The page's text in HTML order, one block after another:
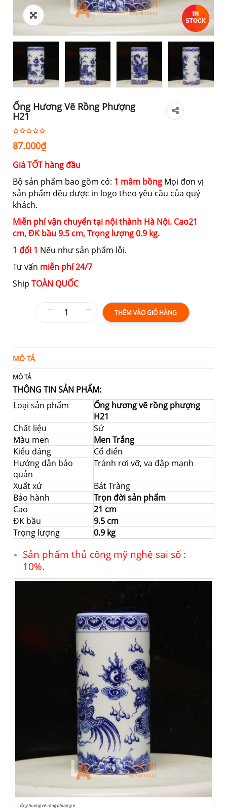
Ống Hương Vẽ Rồng Phượng
H21
87.000₫
Giá TỐT hàng đầu
Bộ sản phẩm bao gồm có: 1 mâm bồng Mọi đơn vị
sản phẩm đều được in logo theo yêu cầu của quý
khách.
Miễn phí vận chuyển tại nội thành Hà Nội. Cao21
cm,ĐK bầu 9.5 cm, Trọng lượng 0.9 kg.
1 đổi 1 Nếu như sản phẩm lỗi.
Tư vấn miễn phí 24/7
Ship TOÀN QUỐC
THÊM VÀO GIỎ HÀNG
MÔ TẢ
MÔ TẢ
THÔNG TIN SẢN PHẨM:
Loại sản phẩm
Ống hương vẽ rồng phượng
H21
Chất liệu
Sứ
Màu men
Men Trắng
Kiểu dáng
Cổ điển
Hướng dẫn bảo
quản
Tránh rơi vỡ, va đập mạnh
Xuất xứ
Bát Tràng
Bảo hành
Trọn đời sản phẩm
Cao
21 cm
ĐK bầu
9.5 cm
Trọng lượng
0.9 kg
Sản phẩm thủ công mỹ nghệ sai số :
10%.
Ống hương vẽ rồng phượng 6